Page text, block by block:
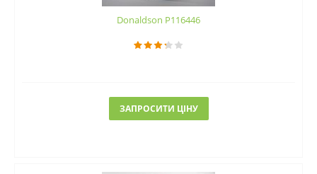
Donaldson P116446
ЗАПРОСИТИ ЦІНУ